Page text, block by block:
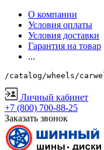
О компании
Условия оплаты
Условия доставки
Гарантия на товар
...
/catalog/wheels/
Личный кабинет
+7 (800) 700-88-25
Заказать звонок